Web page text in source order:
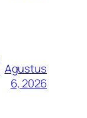
Agustus
6, 2026